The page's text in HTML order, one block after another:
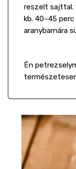
reszelt sajttal.
kb. 40–45
aranybarnára
Én